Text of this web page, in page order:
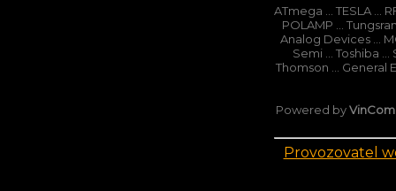
ATmega ... TESLA ...
POLAMP ...
Analog Devices ...
Semi ... Toshiba ...
Thomson ... General
Powered by
Provozovatel